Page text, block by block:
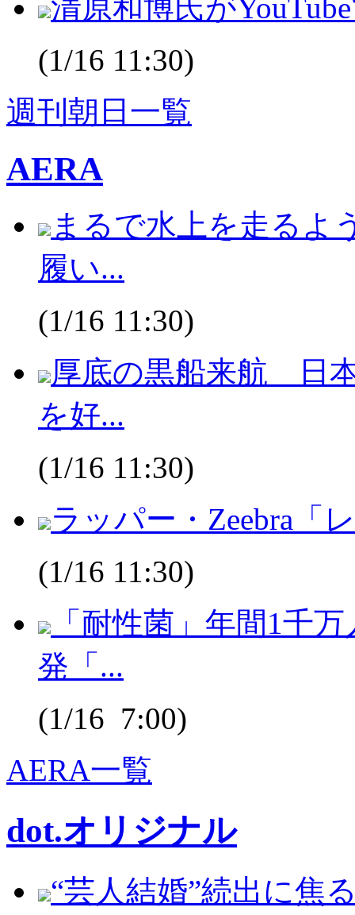
清原和博氏が
(1/16 11:30)
週刊朝日一覧
AERA
まるで水上を走る
履い...
(1/16 11:30)
厚底の黒船来航 日
を好...
(1/16 11:30)
ラッパー・Zeebra「
(1/16 11:30)
「耐性菌」年間1千
発「...
(1/16 7:00)
AERA一覧
dot.オリジナル
“芸人結婚”続出に焦